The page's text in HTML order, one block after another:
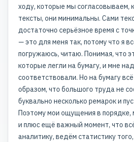
ходу, которые мы согласовываем,
тексты, они минимальны. Сами
достаточно серьёзное время с
— это для меня так, потому что я
погружаюсь, читаю. Понимая, что
которые легли на бумагу, и мне
соответствовали. Но на бумагу
образом, что большого труда не
буквально несколько ремарок и
Поэтому мои ощущения в порядке,
и плюс ещё важный момент, что
аналитику, ведём статистику